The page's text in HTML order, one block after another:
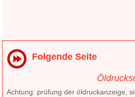
Folgende Seite
Achtung: prüfung der öldruckanzeige,